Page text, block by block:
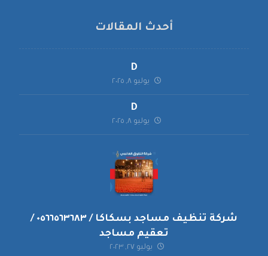
أحدث المقالات
D
يوليو ٨, ٢٠٢٥
D
يوليو ٨, ٢٠٢٥
شركة تنظيف مساجد بسكاكا / ٠٥٦٦٥٦٣٦٨٣ /
تعقيم مساجد
يوليو ٢٧, ٢٠٢٣